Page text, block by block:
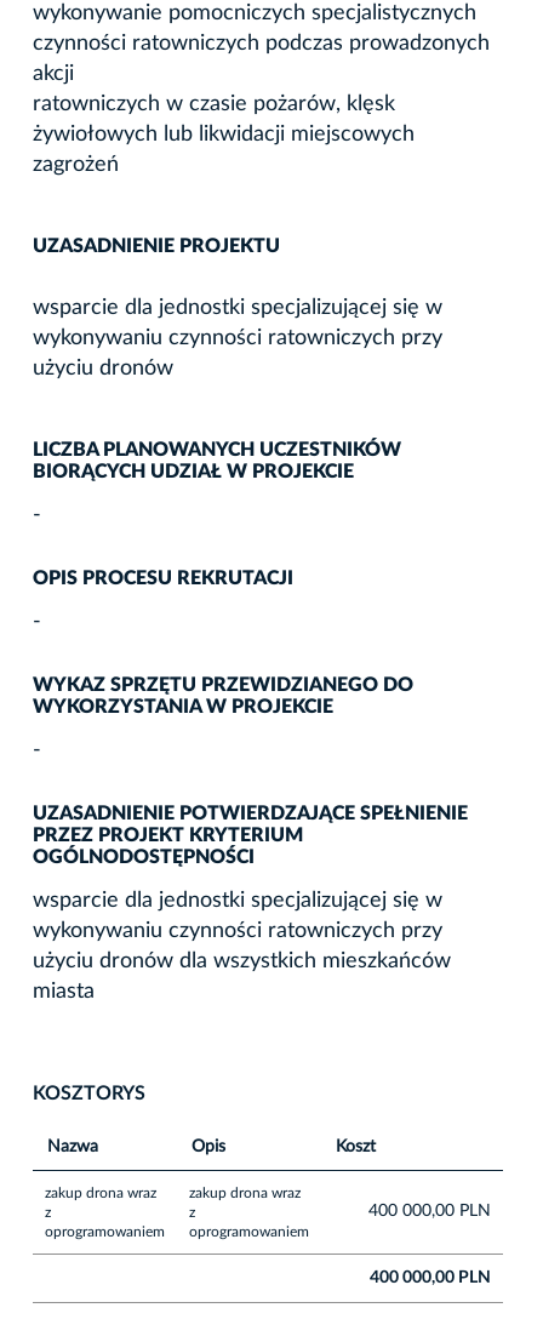
wykonywanie pomocniczych specjalistycznych
czynności ratowniczych podczas prowadzonych
akcji
ratowniczych w czasie pożarów, klęsk
żywiołowych lub likwidacji miejscowych
zagrożeń
UZASADNIENIE PROJEKTU
wsparcie dla jednostki specjalizującej się w
wykonywaniu czynności ratowniczych przy
użyciu dronów
LICZBA PLANOWANYCH UCZESTNIKÓW
BIORĄCYCH UDZIAŁ W PROJEKCIE
-
OPIS PROCESU REKRUTACJI
-
WYKAZ SPRZĘTU PRZEWIDZIANEGO DO
WYKORZYSTANIA W PROJEKCIE
-
UZASADNIENIE POTWIERDZAJĄCE SPEŁNIENIE
PRZEZ PROJEKT KRYTERIUM
OGÓLNODOSTĘPNOŚCI
wsparcie dla jednostki specjalizującej się w
wykonywaniu czynności ratowniczych przy
użyciu dronów dla wszystkich mieszkańców
miasta
KOSZTORYS
Nazwa Opis Koszt
zakup drona wraz
z
oprogramowaniem
zakup drona wraz
z
oprogramowaniem
400 000,00 PLN
400 000,00 PLN